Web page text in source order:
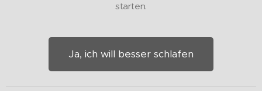
starten.
Ja, ich will besser schlafen